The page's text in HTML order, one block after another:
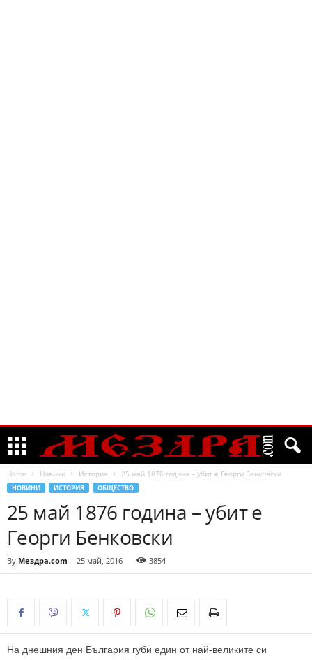
Home Новини История 25 май 1876 година – убит е Георги Бенковски
НОВИНИ ИСТОРИЯ ОБЩЕСТВО
25 май 1876 година – убит е
Георги Бенковски
By Мездра.com - 25 май, 2016 3854
На днешния ден България губи един от най-великите си